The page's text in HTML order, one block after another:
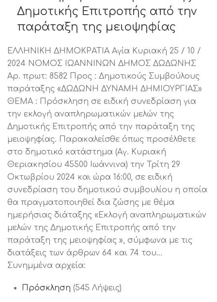
Δημοτικής Επιτροπής από την
παράταξη της μειοψηφίας
ΕΛΛΗΝΙΚΗ ΔΗΜΟΚΡΑΤΙΑ Αγία Κυριακή 25 / 10 /
2024 ΝΟΜΟΣ ΙΩΑΝΝΙΝΩΝ ΔΗΜΟΣ ΔΩΔΩΝΗΣ
Αρ. πρωτ: 8582 Προς : Δημοτικούς Συμβούλους
παράταξης «ΔΩΔΩΝΗ ΔΥΝΑΜΗ ΔΗΜΙΟΥΡΓΙΑΣ»
ΘΕΜΑ : Πρόσκληση σε ειδική συνεδρίαση για
την εκλογή αναπληρωματικών μελών της
Δημοτικής Επιτροπής από την παράταξη της
μειοψηφίας. Παρακαλείσθε όπως προσέλθετε
στο δημοτικό κατάστημα (Αγ. Κυριακή
Θεριακησίου 45500 Ιωάννινα) την Τρίτη 29
Οκτωβρίου 2024 και ώρα 16:00, σε ειδική
συνεδρίαση του δημοτικού συμβουλίου η οποία
θα πραγματοποιηθεί δια ζώσης με θέμα
ημερήσιας διάταξης «Εκλογή αναπληρωματικών
μελών της Δημοτικής Επιτροπής από την
παράταξη της μειοψηφίας », σύμφωνα με τις
διατάξεις των άρθρων 64 και 74 του…
Συνημμένα αρχεία:
Πρόσκληση (545 Λήψεις)